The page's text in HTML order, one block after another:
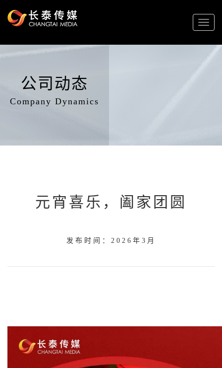
Toggle
公司动态
Company Dynamics
元宵喜乐，阖家团圆
发布时间：2026年3月